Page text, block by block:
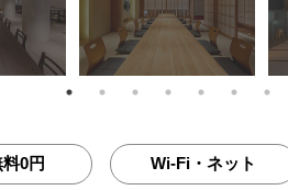
0円 Wi-Fi・ネット